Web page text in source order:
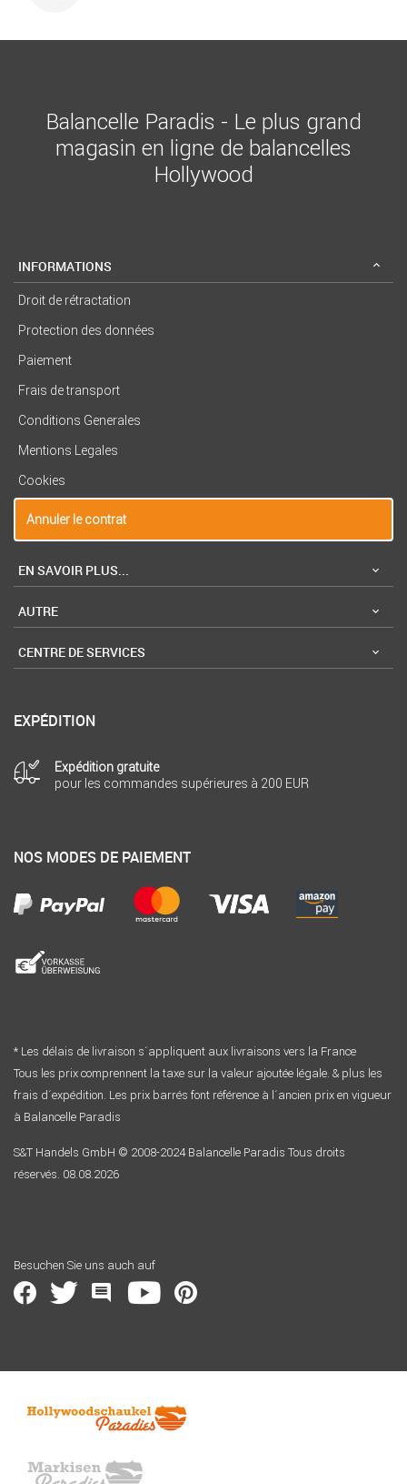
Balancelle Paradis - Le plus grand
magasin en ligne de balancelles
Hollywood
INFORMATIONS
Droit de rétractation
Protection des données
Paiement
Frais de transport
Conditions Generales
Mentions Legales
Cookies
Annuler le contrat
EN SAVOIR PLUS...
AUTRE
CENTRE DE SERVICES
EXPÉDITION
Expédition gratuite
pour les commandes supérieures à 200 EUR
NOS MODES DE PAIEMENT
* Les délais de livraison s´appliquent aux livraisons vers la France
Tous les prix comprennent la taxe sur la valeur ajoutée légale. & plus les
frais d´expédition. Les prix barrés font référence à l´ancien prix en vigueur
à Balancelle Paradis
S&T Handels GmbH © 2008-2024 Balancelle Paradis Tous droits
réservés. 08.08.2026
Besuchen Sie uns auch auf